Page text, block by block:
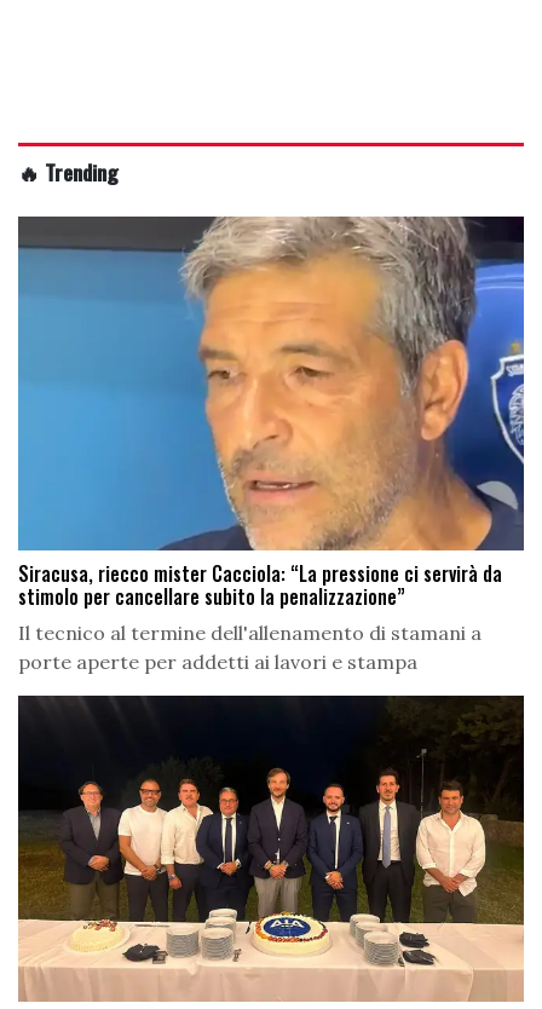
🔥 Trending
Siracusa, riecco mister Cacciola: “La pressione ci servirà da
stimolo per cancellare subito la penalizzazione”
Il tecnico al termine dell'allenamento di stamani a
porte aperte per addetti ai lavori e stampa